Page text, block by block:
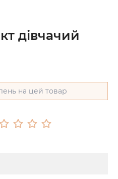
дівчачий
на цей товар